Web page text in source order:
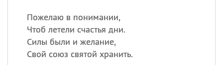
Пожелаю в понимании,
Чтоб летели счастья дни.
Силы были и желание,
Свой союз святой хранить.